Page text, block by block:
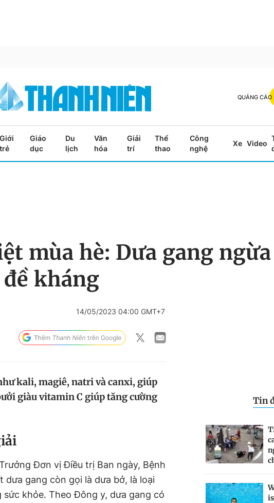
QUẢNG CÁO
Giới
trẻ
Giáo
dục
Du
lịch
Văn
hóa
Giải
trí
Thể
thao
Công
nghệ
Xe Video
mùa hè: Dưa gang
kháng
14/05/2023 04:00 GMT+7
kali, magiê, natri và canxi, giúp
giàu vitamin C giúp tăng cường
Đơn vị Điều trị Ban ngày, Bệnh
dưa gang còn gọi là dưa bở, là loại
khỏe. Theo Đông y, dưa gang có